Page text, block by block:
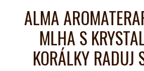
ALMA
MLHA S
KORÁLKY RADUJ